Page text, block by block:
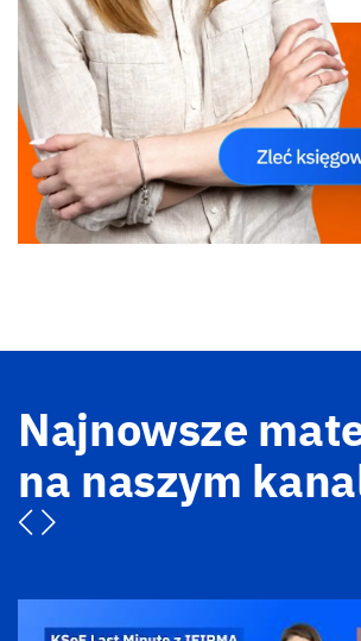
Najnowsze
na naszym